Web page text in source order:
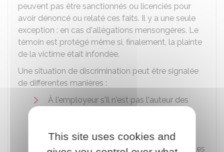
peuvent pas être sanctionnés ou licenciés pour
avoir dénoncé ou relaté ces faits. Il y a une seule
exception : en cas d'allégations mensongères. Le
témoin est protégé même si, finalement, la plainte
de la victime était infondée.
Une situation de discrimination peut être signalée
de différentes manières :
À l'employeur s'il n'est pas l'auteur des
En saisissantl'Inspection du travail
mènera une enquête et qui pourra saisir les
This site uses cookies and